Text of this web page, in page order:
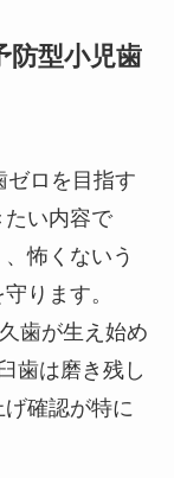
防型小児歯
ゼロを目指す
い内容で
怖くないう
ります。
歯が生え始め
歯は磨き残し
確認が特に